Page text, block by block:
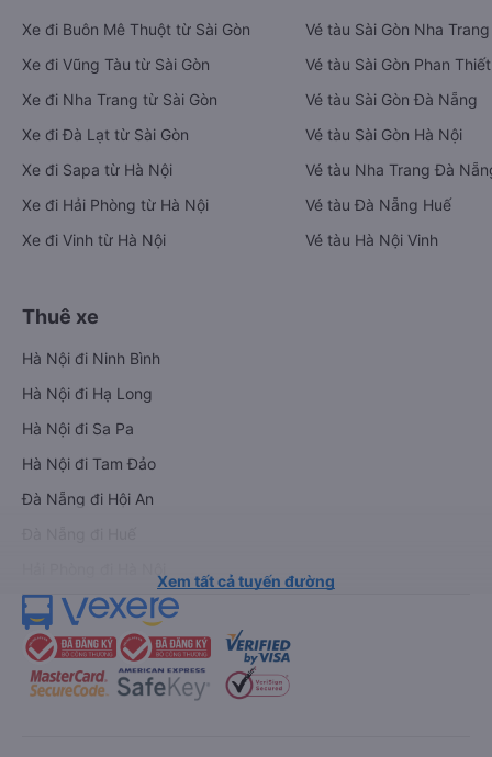
Xe đi Buôn Mê Thuột từ Sài Gòn
Xe đi Vũng Tàu từ Sài Gòn
Xe đi Nha Trang từ Sài Gòn
Xe đi Đà Lạt từ Sài Gòn
Xe đi Sapa từ Hà Nội
Xe đi Hải Phòng từ Hà Nội
Xe đi Vinh từ Hà Nội
Vé tàu Sài Gòn Nha Trang
Vé tàu Sài Gòn Phan Thiết
Vé tàu Sài Gòn Đà Nẵng
Vé tàu Sài Gòn Hà Nội
Vé tàu Nha Trang Đà
Vé tàu Đà Nẵng Huế
Vé tàu Hà Nội Vinh
Thuê xe
Hà Nội đi Ninh Bình
Hà Nội đi Hạ Long
Hà Nội đi Sa Pa
Hà Nội đi Tam Đảo
Đà Nẵng đi Hội An
Xem tất cả tuyến đường